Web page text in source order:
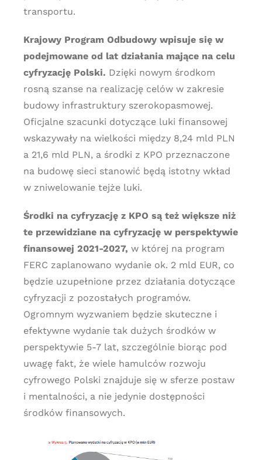
transportu.
Krajowy Program Odbudowy wpisuje się w
podejmowane od lat działania mające na celu
cyfryzację Polski. Dzięki nowym środkom
rosną szanse na realizację celów w zakresie
budowy infrastruktury szerokopasmowej.
Oficjalne szacunki dotyczące luki finansowej
wskazywały na wielkości między 8,24 mld PLN
a 21,6 mld PLN, a środki z KPO przeznaczone
na budowę sieci stanowić będą istotny wkład
w zniwelowanie tejże luki.
Środki na cyfryzację z KPO są też większe niż
te przewidziane na cyfryzację w perspektywie
finansowej 2021-2027, w której na program
FERC zaplanowano wydanie ok. 2 mld EUR, co
będzie uzupełnione przez działania dotyczące
cyfryzacji z pozostałych programów.
Ogromnym wyzwaniem będzie skuteczne i
efektywne wydanie tak dużych środków w
perspektywie 5-7 lat, szczególnie biorąc pod
uwagę fakt, że wiele hamulców rozwoju
cyfrowego Polski znajduje się w sferze postaw
i mentalności, a nie jedynie dostępności
środków finansowych.